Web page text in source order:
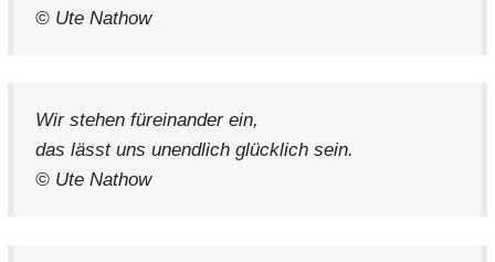
© Ute Nathow
Wir stehen füreinander ein,
das lässt uns unendlich glücklich sein.
© Ute Nathow